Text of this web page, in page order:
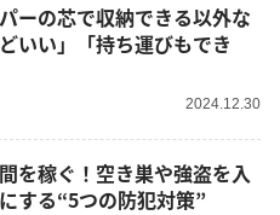
ーの芯で収納できる以外な
いい」「持ち運びもでき
2024.12.30
を稼ぐ！空き巣や強盗を入
する“5つの防犯対策”